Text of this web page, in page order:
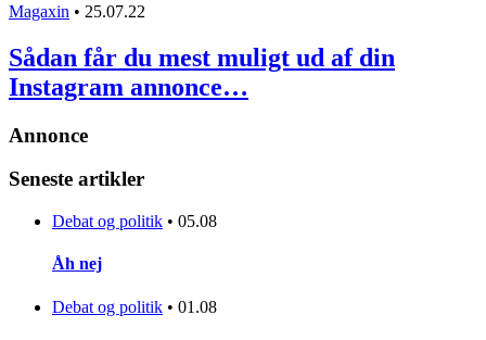
Magaxin • 25.07.22
Sådan får du mest muligt ud af din
Instagram annonce…
Annonce
Seneste artikler
Debat og politik • 05.08
Åh nej
Debat og politik • 01.08